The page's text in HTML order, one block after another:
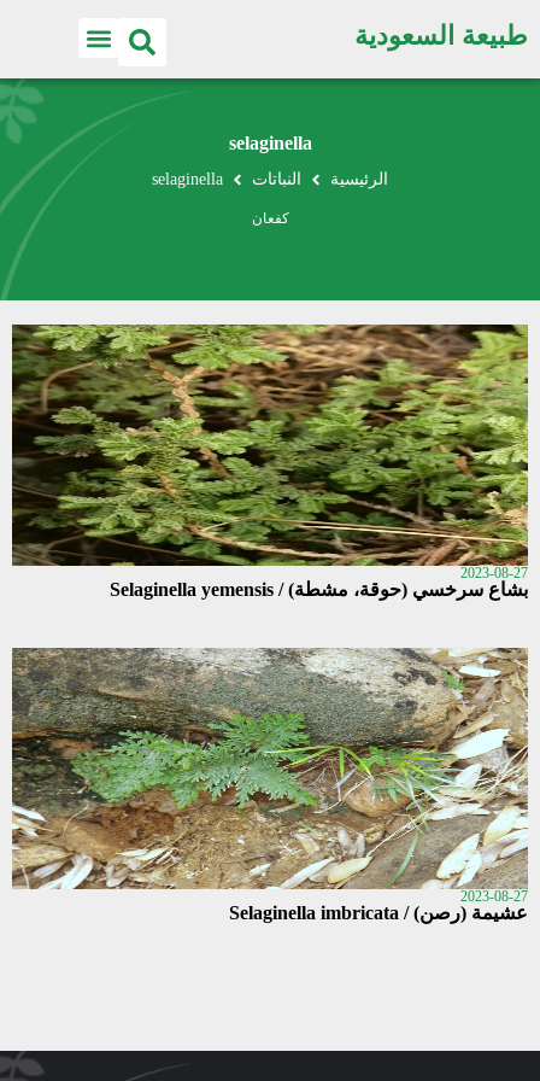
طبيعة السعودية
selaginella
الرئيسية النباتات selaginella
كفعان
2023-08-27
بشاع سرخسي (حوقة، مشطة) / Selaginella yemensis
2023-08-27
عشيمة (رصن) / Selaginella imbricata